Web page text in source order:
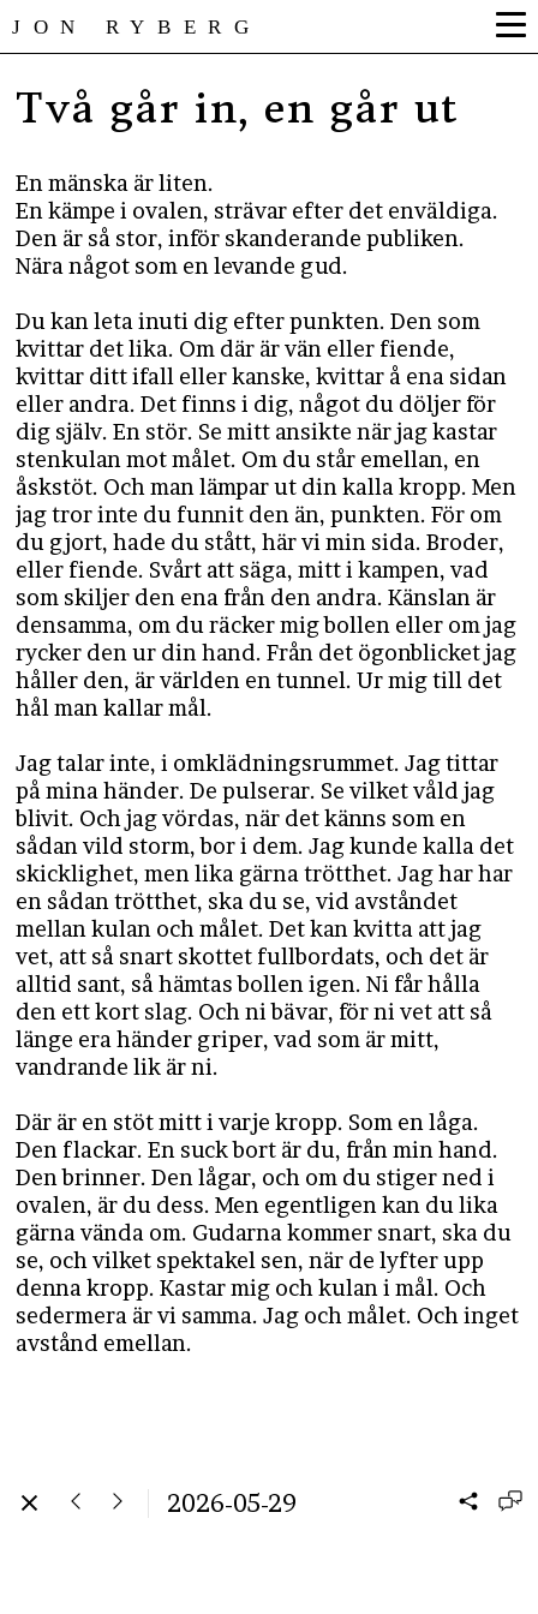
JON RYBERG
Två går in, en går ut
En mänska är liten.
En kämpe i ovalen, strävar efter det enväldiga.
Den är så stor, inför skanderande publiken.
Nära något som en levande gud.
Du kan leta inuti dig efter punkten. Den som
kvittar det lika. Om där är vän eller fiende,
kvittar ditt ifall eller kanske, kvittar å ena sidan
eller andra. Det finns i dig, något du döljer för
dig själv. En stör. Se mitt ansikte när jag kastar
stenkulan mot målet. Om du står emellan, en
åskstöt. Och man lämpar ut din kalla kropp. Men
jag tror inte du funnit den än, punkten. För om
du gjort, hade du stått, här vi min sida. Broder,
eller fiende. Svårt att säga, mitt i kampen, vad
som skiljer den ena från den andra. Känslan är
densamma, om du räcker mig bollen eller om jag
rycker den ur din hand. Från det ögonblicket jag
håller den, är världen en tunnel. Ur mig till det
hål man kallar mål.
Jag talar inte, i omklädningsrummet. Jag tittar
på mina händer. De pulserar. Se vilket våld jag
blivit. Och jag vördas, när det känns som en
sådan vild storm, bor i dem. Jag kunde kalla det
skicklighet, men lika gärna trötthet. Jag har har
en sådan trötthet, ska du se, vid avståndet
mellan kulan och målet. Det kan kvitta att jag
vet, att så snart skottet fullbordats, och det är
alltid sant, så hämtas bollen igen. Ni får hålla
den ett kort slag. Och ni bävar, för ni vet att så
länge era händer griper, vad som är mitt,
vandrande lik är ni.
Där är en stöt mitt i varje kropp. Som en låga.
Den flackar. En suck bort är du, från min hand.
Den brinner. Den lågar, och om du stiger ned i
ovalen, är du dess. Men egentligen kan du lika
gärna vända om. Gudarna kommer snart, ska du
se, och vilket spektakel sen, när de lyfter upp
denna kropp. Kastar mig och kulan i mål. Och
sedermera är vi samma. Jag och målet. Och inget
avstånd emellan.
2026-05-29